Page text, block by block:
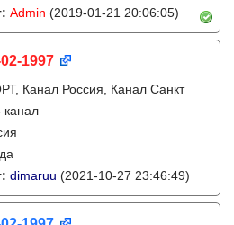
Admin (2019-01-21 20:06:05)
1997
Канал Россия, Канал Санкт
канал
dimaruu (2021-10-27 23:46:49)